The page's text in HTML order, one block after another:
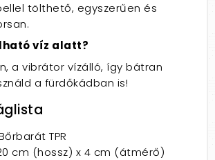
tölthető, egyszerűen és
víz alatt?
a vibrátor vízálló, így bátran
a fürdőkádban is!
TPR
cm (hossz) x 4 cm (átmérő)